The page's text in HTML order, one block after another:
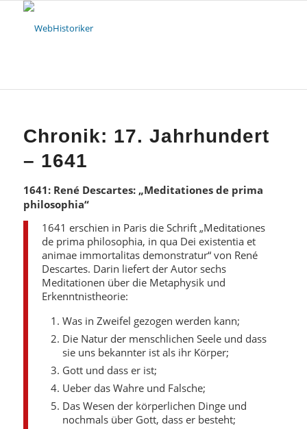
Chronik: 17. Jahrhundert
– 1641
1641: René Descartes: „Meditationes de prima
philosophia“
1641 erschien in Paris die Schrift „Meditationes
de prima philosophia, in qua Dei existentia et
animae immortalitas demonstratur“ von René
Descartes. Darin liefert der Autor sechs
Meditationen über die Metaphysik und
Erkenntnistheorie:
Was in Zweifel gezogen werden kann;
Die Natur der menschlichen Seele und dass
sie uns bekannter ist als ihr Körper;
Gott und dass er ist;
Ueber das Wahre und Falsche;
Das Wesen der körperlichen Dinge und
nochmals über Gott, dass er besteht;